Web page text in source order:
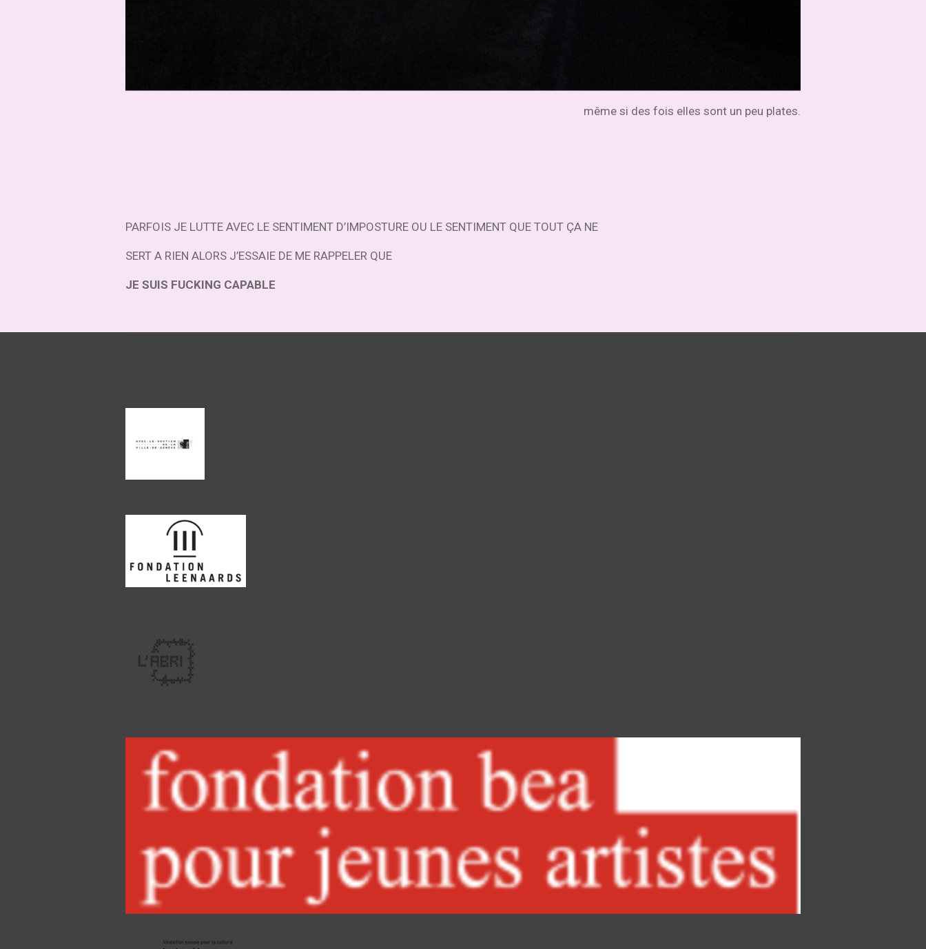
même si des fois elles sont un peu plates.
PARFOIS JE LUTTE AVEC LE SENTIMENT D’IMPOSTURE OU LE SENTIMENT QUE TOUT ÇA NE
SERT A RIEN ALORS J’ESSAIE DE ME RAPPELER QUE
JE SUIS FUCKING CAPABLE